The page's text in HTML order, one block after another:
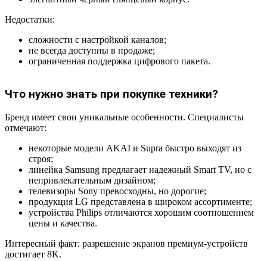
Недостатки:
сложности с настройкой каналов;
не всегда доступны в продаже;
ограниченная поддержка цифрового пакета.
Что нужно знать при покупке техники?
Бренд имеет свои уникальные особенности. Специалисты
отмечают:
некоторые модели AKAI и Supra быстро выходят из
строя;
линейка Samsung предлагает надежный Smart TV, но с
непривлекательным дизайном;
телевизоры Sony превосходны, но дорогие;
продукция LG представлена в широком ассортименте;
устройства Philips отличаются хорошим соотношением
цены и качества.
Интересный факт: разрешение экранов премиум-устройств
достигает 8K.